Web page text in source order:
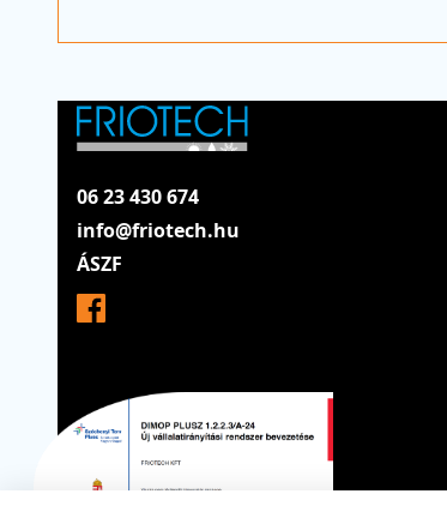
06 23 430 674
info@friotech.hu
ÁSZF